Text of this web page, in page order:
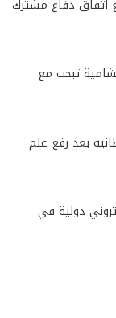
اتفاق دفاع مشترك
تبحث مع
بعد رفع علم
دولية في